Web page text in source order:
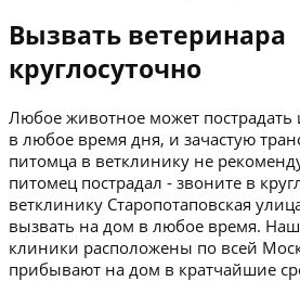
Вызвать ветеринара
круглосуточно
Любое животное может пострадать
в любое время дня, и зачастую
питомца в ветклинику не
питомец пострадал - звоните в
ветклинику Старопотаповская
вызвать на дом в любое время.
клиники расположены по всей
прибывают на дом в кратчайшие